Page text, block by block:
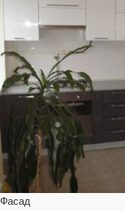
Фасад